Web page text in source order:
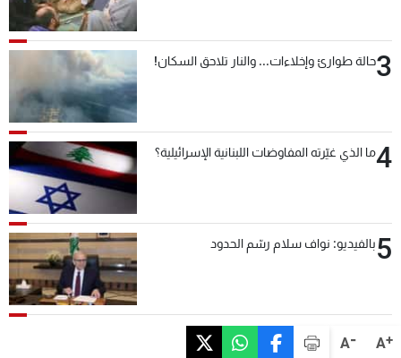
A+
A-
3حالة طوارئ وإخلاءات... والنار تلاحق السكان!
4ما الذي غيّرته المفاوضات اللبنانية الإسرائيلية؟
5بالفيديو: نواف سلام رسّم الحدود